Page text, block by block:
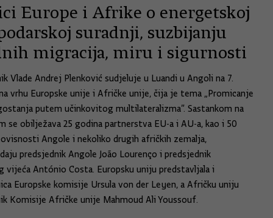
Europe i Afrike o energetskoj
suradnji, suzbijanju
migracija, miru i sigurnosti
Vlade Andrej Plenković sudjeluje u Luandi u Angoli na 7.
vrhu Europske unije i Afričke unije, čija je tema „Promicanje
putem učinkovitog multilateralizma”. Sastankom na
se obilježava 25 godina partnerstva EU-a i AU-a, kao i 50
Angole i nekoliko drugih afričkih zemalja,
predsjednik Angole João Lourenço i predsjednik
vijeća António Costa. Europsku uniju predstavljala i
Europske komisije Ursula von der Leyen, a Afričku uniju
Komisije Afričke unije Mahmoud Ali Youssouf.